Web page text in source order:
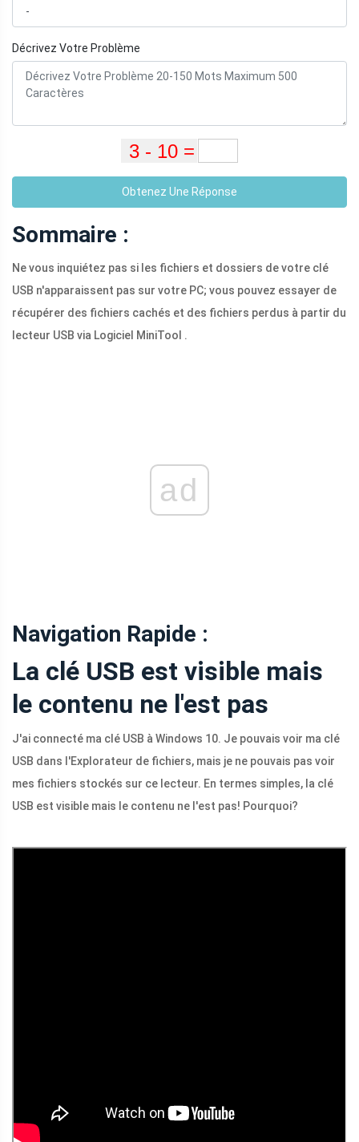
Décrivez Votre Problème
Obtenez Une Réponse
Sommaire :
Ne vous inquiétez pas si les fichiers et dossiers de votre clé
USB n'apparaissent pas sur votre PC; vous pouvez essayer de
récupérer des fichiers cachés et des fichiers perdus à partir du
lecteur USB via Logiciel MiniTool .
ad
Navigation Rapide :
La clé USB est visible mais
le contenu ne l'est pas
J'ai connecté ma clé USB à Windows 10. Je pouvais voir ma clé
USB dans l'Explorateur de fichiers, mais je ne pouvais pas voir
mes fichiers stockés sur ce lecteur. En termes simples, la clé
USB est visible mais le contenu ne l'est pas! Pourquoi?